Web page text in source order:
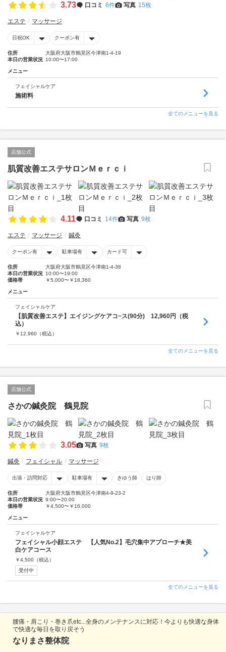
3.73 口コミ 6件 写真 15枚
エステ マッサージ
日祝OK クーポン有
住所
大阪府大阪市鶴見区今津南1-4-19
本日の営業状況 10:00〜17:00
メニュー
フェイシャルケア
施術料
全てのメニューを見る
店舗公式
肌質改善エステサロンＭｅｒｃｉ
4.11 口コミ 14件 写真 9枚
エステ マッサージ 鍼灸
クーポン有 駐車場有 カード可
住所
大阪府大阪市鶴見区今津南1-4-38
本日の営業状況 10:00〜19:00
価格帯
￥5,000〜￥18,360
メニュー
フェイシャルケア
【肌質改善エステ】エイジングケアコ−ス(90分) 12,960円（税
込）
￥ 12,960 （税込）
全てのメニューを見る
店舗公式
さかの鍼灸院 鶴見院
3.05 写真 9枚
鍼灸 フェイシャル マッサージ
出張・訪問対応 駐車場有 きゆう師 はり師
住所
大阪府大阪市鶴見区今津南4-9-23-2
本日の営業状況 9:00〜20:00
価格帯
￥4,500〜￥16,000
メニュー
フェイシャルケア
フェイシャル小顔エステ 【人気No.2】毛穴集中アプローチ★美
白ケアコース
￥4,500 （税込）
受付中
全てのメニューを見る
腰痛・肩こり・巻き爪etc...全身のメンテナンスに対応！今よりも快適な身体
で快適な毎日を取り戻そう
なりまさ整体院